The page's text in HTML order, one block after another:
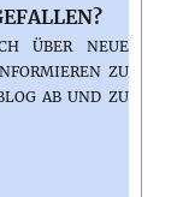
ÜBER NEUE
ZU L
AB UND ZU E